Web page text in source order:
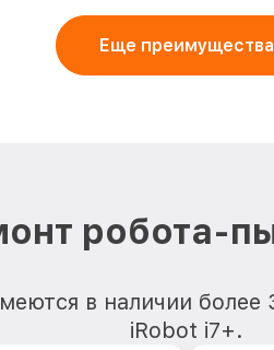
Еще преимущества
робота-
в наличии
iRobot i7+.